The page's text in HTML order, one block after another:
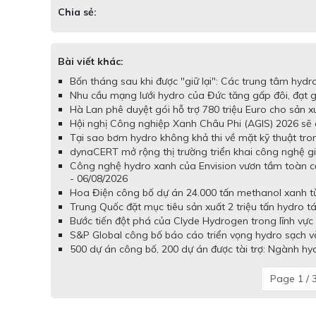
Chia sẻ:
Bài viết khác:
Bốn tháng sau khi được "giữ lại": Các trung tâm
Nhu cầu mạng lưới hydro của Đức tăng gấp đôi, đạt
Hà Lan phê duyệt gói hỗ trợ 780 triệu Euro cho sản
Hội nghị Công nghiệp Xanh Châu Phi (AGIS) 2026
Tại sao bơm hydro không khả thi về mặt kỹ thuật
dynaCERT mở rộng thị trường triển khai công nghệ
Công nghệ hydro xanh của Envision vươn tầm toàn
- 06/08/2026
Hoa Điện công bố dự án 24.000 tấn methanol xanh
Trung Quốc đặt mục tiêu sản xuất 2 triệu tấn hydro
Bước tiến đột phá của Clyde Hydrogen trong lĩnh
S&P Global công bố báo cáo triển vọng hydro sạch
500 dự án công bố, 200 dự án được tài trợ: Ngành
Page 1 /